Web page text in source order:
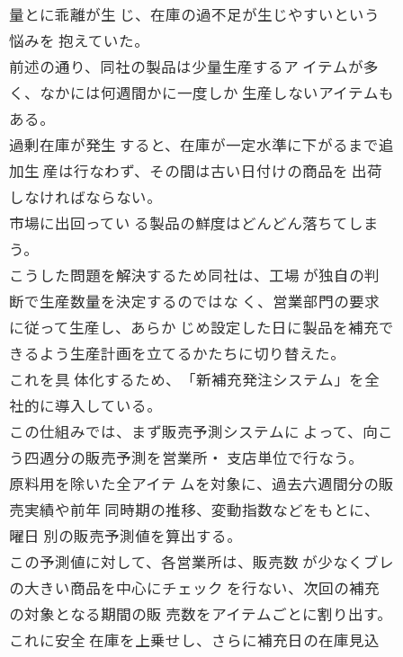
量とに乖離が生 じ、在庫の過不足が生じやすいという
悩みを 抱えていた。
前述の通り、同社の製品は少量生産するア イテムが多
く、なかには何週間かに一度しか 生産しないアイテムも
ある。
過剰在庫が発生 すると、在庫が一定水準に下がるまで追
加生 産は行なわず、その間は古い日付けの商品を 出荷
しなければならない。
市場に出回ってい る製品の鮮度はどんどん落ちてしま
う。
こうした問題を解決するため同社は、工場 が独自の判
断で生産数量を決定するのではな く、営業部門の要求
に従って生産し、あらか じめ設定した日に製品を補充で
きるよう生産計画を立てるかたちに切り替えた。
これを具 体化するため、「新補充発注システム」を全
社的に導入している。
この仕組みでは、まず販売予測システムに よって、向こ
う四週分の販売予測を営業所・ 支店単位で行なう。
原料用を除いた全アイテ ムを対象に、過去六週間分の販
売実績や前年 同時期の推移、変動指数などをもとに、
曜日 別の販売予測値を算出する。
この予測値に対して、各営業所は、販売数 が少なくブレ
の大きい商品を中心にチェック を行ない、次回の補充
の対象となる期間の販 売数をアイテムごとに割り出す。
これに安全 在庫を上乗せし、さらに補充日の在庫見込